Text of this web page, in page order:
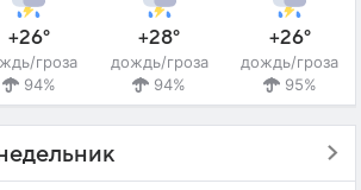
+26°
гроза
94%
+28°
дождь/гроза
94%
+26°
дождь/гроза
95%